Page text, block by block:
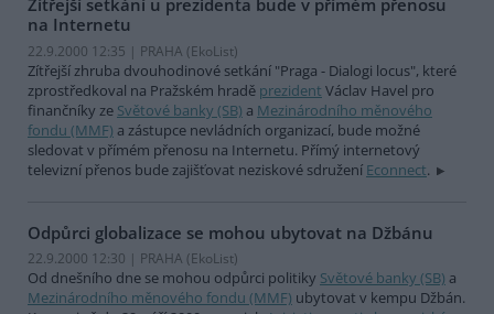
Zítřejší setkání u prezidenta bude v přímém přenosu
na Internetu
22.9.2000 12:35 | PRAHA (EkoList)
Zítřejší zhruba dvouhodinové setkání "Praga - Dialogi locus", které
zprostředkoval na Pražském hradě prezident Václav Havel pro
finančníky ze Světové banky (SB) a Mezinárodního měnového
fondu (MMF) a zástupce nevládních organizací, bude možné
sledovat v přímém přenosu na Internetu. Přímý internetový
televizní přenos bude zajišťovat neziskové sdružení Econnect.
Odpůrci globalizace se mohou ubytovat na Džbánu
22.9.2000 12:30 | PRAHA (EkoList)
Od dnešního dne se mohou odpůrci politiky Světové banky (SB) a
Mezinárodního měnového fondu (MMF) ubytovat v kempu Džbán.